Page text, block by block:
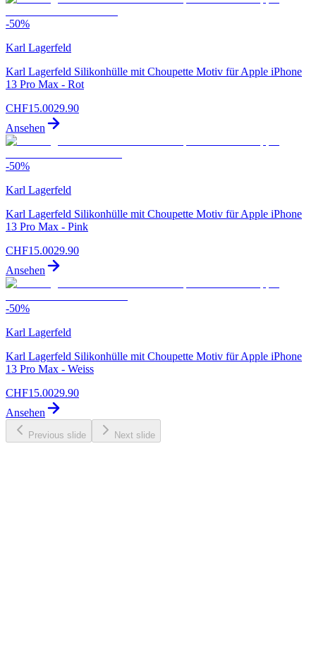
-50%
Karl Lagerfeld
Karl Lagerfeld Silikonhülle mit Choupette Motiv für Apple iPhone
13 Pro Max - Rot
CHF15.0029.90
Ansehen
-50%
Karl Lagerfeld
Karl Lagerfeld Silikonhülle mit Choupette Motiv für Apple iPhone
13 Pro Max - Pink
CHF15.0029.90
Ansehen
-50%
Karl Lagerfeld
Karl Lagerfeld Silikonhülle mit Choupette Motiv für Apple iPhone
13 Pro Max - Weiss
CHF15.0029.90
Ansehen
Previous slide Next slide